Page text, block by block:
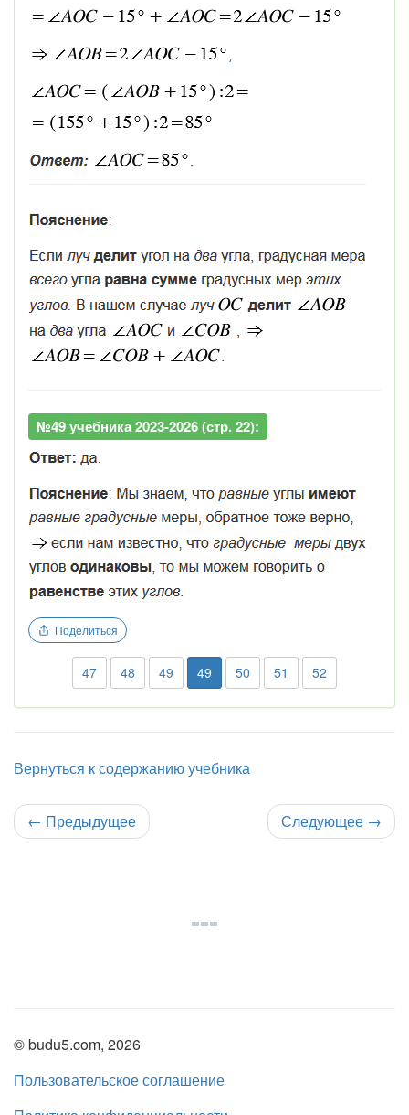
№49 учебника 2023-2026 (стр. 22):
Поделиться
47 48 49 49 50 51 52
Вернуться к содержанию учебника
← Предыдущее Следующее →
© budu5.com, 2026
Пользовательское соглашение